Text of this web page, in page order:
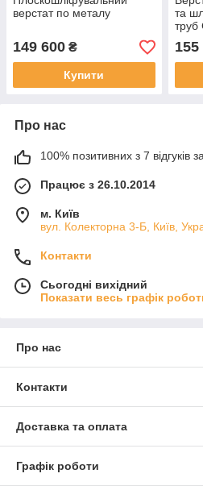
верстат по металу
149 600 ₴
Купити
та
труб
155
Про нас
100% позитивних з 7 відгуків
Працює з 26.10.2014
м. Київ
вул. Колекторна 3-Б, Київ,
Контакти
Сьогодні вихідний
Показати весь графік
Про нас
Контакти
Доставка та оплата
Графік роботи